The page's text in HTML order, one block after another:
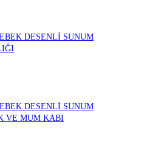
DESENLİ SUNUM
DESENLİ SUNUM
VE MUM KABI